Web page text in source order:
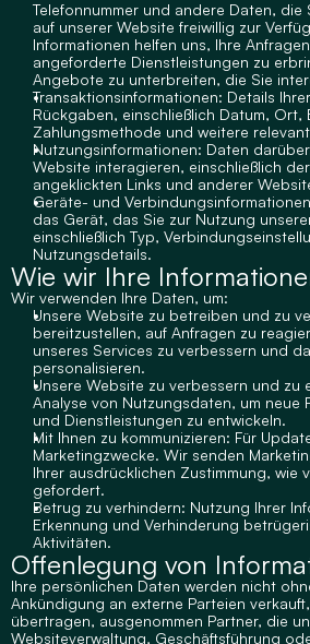
Telefonnummer und andere Daten, die
auf unserer Website freiwillig zur
Informationen helfen uns, Ihre
angeforderte Dienstleistungen zu
Angebote zu unterbreiten, die Sie
Transaktionsinformationen: Details
Rückgaben, einschließlich Datum, Ort,
Zahlungsmethode und weitere
Nutzungsinformationen: Daten
Website interagieren, einschließlich
angeklickten Links und anderer
Geräte- und
das Gerät, das Sie zur Nutzung
einschließlich Typ,
Nutzungsdetails.
Wie wir Ihre
Wir verwenden Ihre Daten, um:
Unsere Website zu betreiben und zu
bereitzustellen, auf Anfragen zu
unseres Services zu verbessern und
personalisieren.
Unsere Website zu verbessern und zu
Analyse von Nutzungsdaten, um neue
und Dienstleistungen zu entwickeln.
Mit Ihnen zu kommunizieren: Für
Marketingzwecke. Wir senden
Ihrer ausdrücklichen Zustimmung, wie
gefordert.
Betrug zu verhindern: Nutzung Ihrer
Erkennung und Verhinderung
Aktivitäten.
Offenlegung von
Ihre persönlichen Daten werden nicht
Ankündigung an externe Parteien
übertragen, ausgenommen Partner, die
Websiteverwaltung, Geschäftsführung